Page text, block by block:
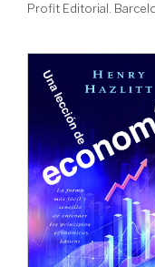
Profit Editorial.